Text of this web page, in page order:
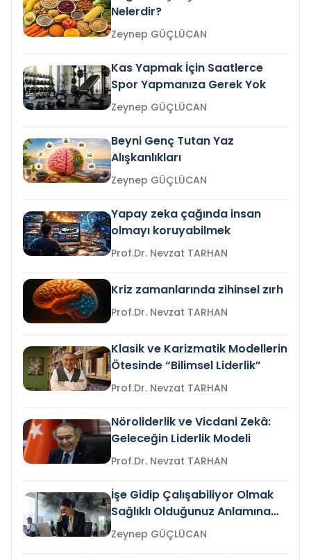
Nelerdir?
Zeynep GÜÇLÜCAN
Kas Yapmak İçin Saatlerce
Spor Yapmanıza Gerek Yok
Zeynep GÜÇLÜCAN
Beyni Genç Tutan Yaz
Alışkanlıkları
Zeynep GÜÇLÜCAN
Yapay zeka çağında insan
olmayı koruyabilmek
Prof.Dr. Nevzat TARHAN
Kriz zamanlarında zihinsel zırh
Prof.Dr. Nevzat TARHAN
Klasik ve Karizmatik Modellerin
Ötesinde “Bilimsel Liderlik”
Prof.Dr. Nevzat TARHAN
Nöroliderlik ve Vicdani Zekâ:
Geleceğin Liderlik Modeli
Prof.Dr. Nevzat TARHAN
İşe Gidip Çalışabiliyor Olmak
Sağlıklı Olduğunuz Anlamına
Gelir mi?Zeynep GÜÇLÜCAN